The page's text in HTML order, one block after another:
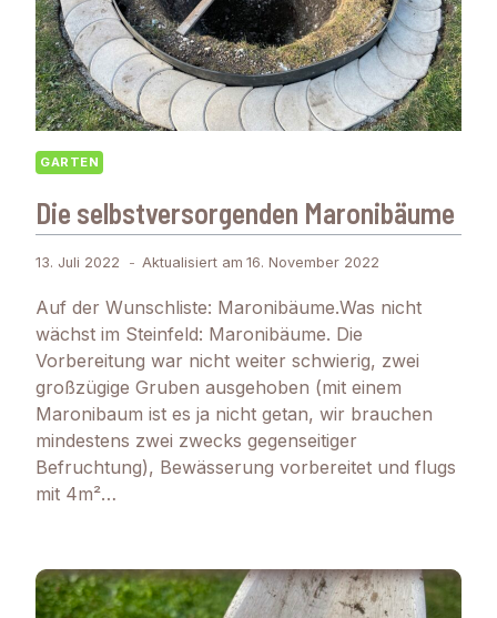
GARTEN
Die selbstversorgenden Maronibäume
13. Juli 2022 Aktualisiert am 16. November 2022
Auf der Wunschliste: Maronibäume.Was nicht
wächst im Steinfeld: Maronibäume. Die
Vorbereitung war nicht weiter schwierig, zwei
großzügige Gruben ausgehoben (mit einem
Maronibaum ist es ja nicht getan, wir brauchen
mindestens zwei zwecks gegenseitiger
Befruchtung), Bewässerung vorbereitet und flugs
mit 4m²…